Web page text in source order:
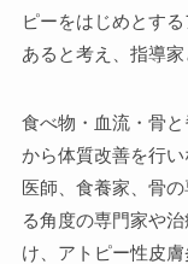
ピーをはじめとす
あると考え、指導家
食べ物・血流・骨
から体質改善を行い
医師、食養家、骨
る角度の専門家や
け、アトピー性皮